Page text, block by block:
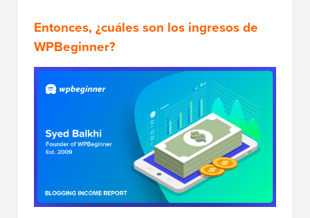
Entonces, ¿cuáles son los ingresos de
WPBeginner?